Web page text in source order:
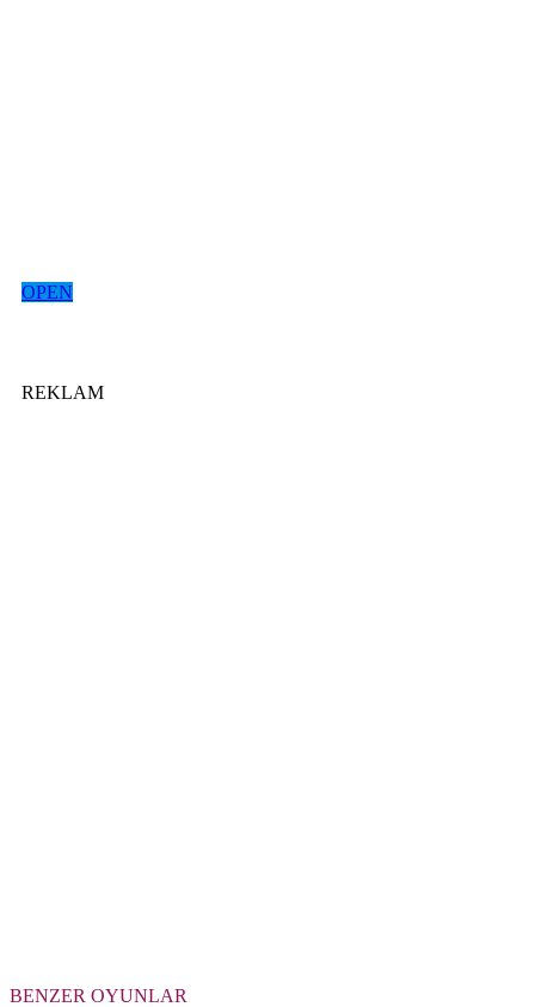
OPEN
REKLAM
BENZER OYUNLAR